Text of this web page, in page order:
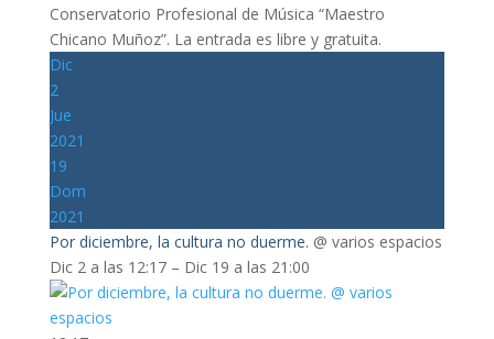
Conservatorio Profesional de Música “Maestro
Chicano Muñoz”. La entrada es libre y gratuita.
Dic
2
Jue
2021
19
Dom
2021
Por diciembre, la cultura no duerme. @ varios espacios
Dic 2 a las 12:17 – Dic 19 a las 21:00